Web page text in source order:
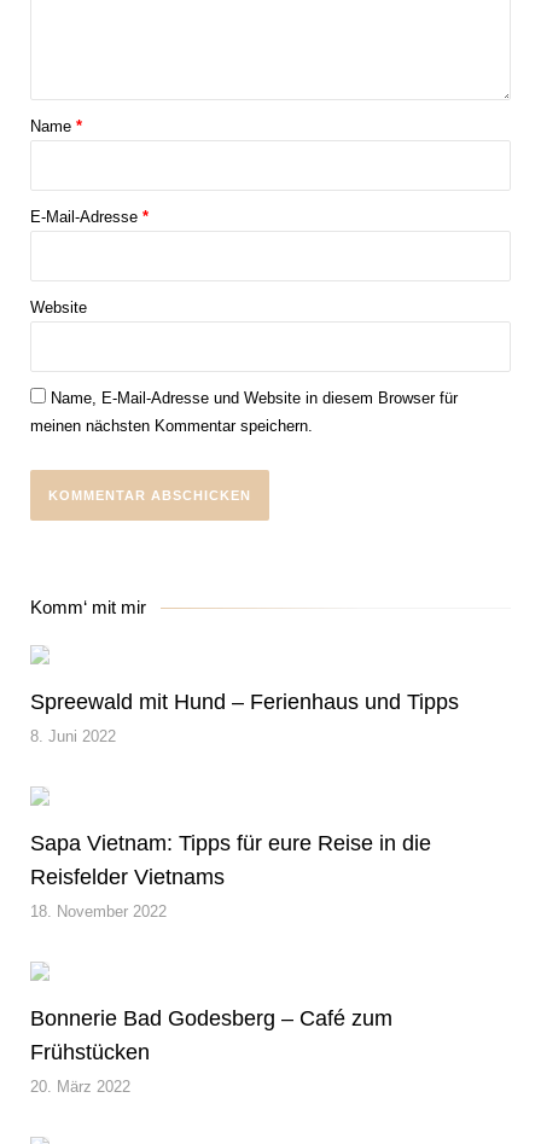
Name *
E-Mail-Adresse *
Website
Name, E-Mail-Adresse und Website in diesem Browser für
meinen nächsten Kommentar speichern.
Komm‘ mit mir
Spreewald mit Hund – Ferienhaus und Tipps
8. Juni 2022
Sapa Vietnam: Tipps für eure Reise in die
Reisfelder Vietnams
18. November 2022
Bonnerie Bad Godesberg – Café zum
Frühstücken
20. März 2022